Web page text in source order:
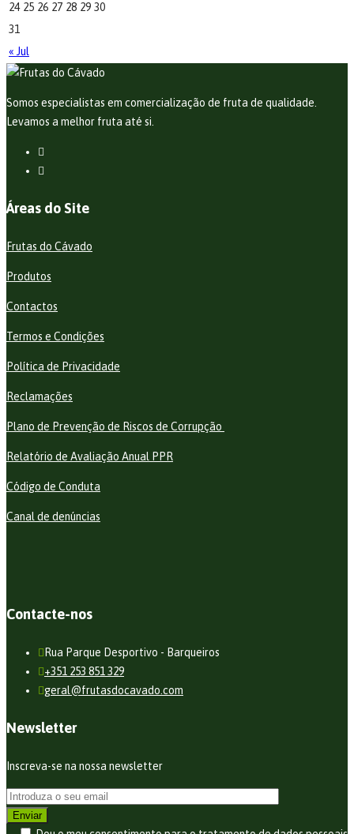
« Jul
24 25 26 27 28 29 30
31
Somos especialistas em comercialização de fruta de qualidade.
Levamos a melhor fruta até si.
Áreas do Site
Frutas do Cávado
Produtos
Contactos
Termos e Condições
Política de Privacidade
Reclamações
Plano de Prevenção de Riscos de Corrupção
Relatório de Avaliação Anual PPR
Código de Conduta
Canal de denúncias
Contacte-nos
Rua Parque Desportivo - Barqueiros
+351 253 851 329
geral@frutasdocavado.com
Newsletter
Inscreva-se na nossa newsletter